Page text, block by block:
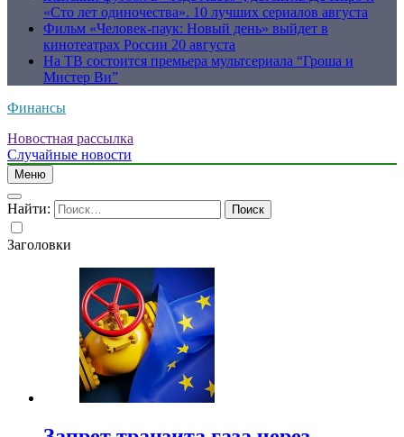
«Сто лет одиночества». 10 лучших сериалов августа
Фильм «Человек-паук: Новый день» выйдет в
кинотеатрах России 20 августа
На ТВ состоится премьера мультсериала “Гроша и
Мистер Ви”
Финансы
Новостная рассылка
Случайные новости
Меню
Найти:
Заголовки